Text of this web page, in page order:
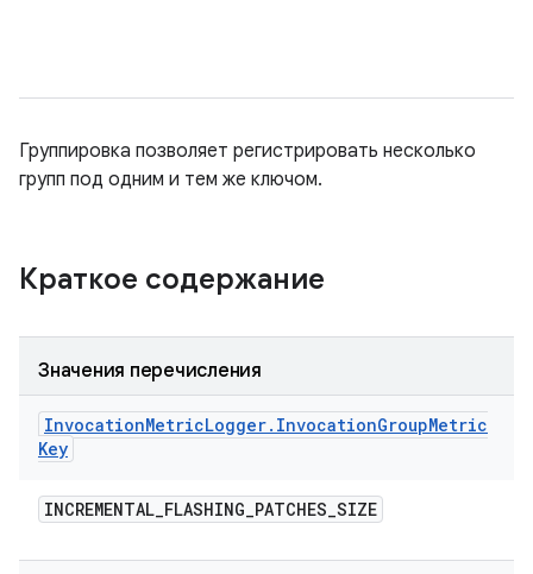
Группировка позволяет регистрировать несколько
групп под одним и тем же ключом.
Краткое содержание
Значения перечисления
InvocationMetricLogger. InvocationGroupMetric
Key
INCREMENTAL_FLASHING_PATCHES_SIZE